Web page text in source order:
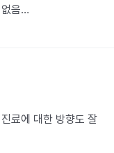
음
료에 대한 방향도 잘